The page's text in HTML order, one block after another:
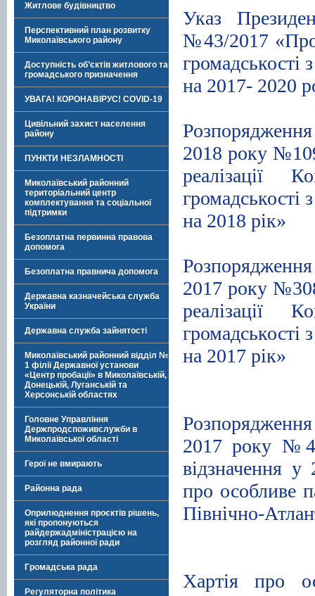
Житлове будівництво
Перспективний план розвитку
Миколаївського району
Доступність об’єктів житлового та
громадського призначення
УВАГА! КОРОНАВІРУС! COVID-19
Цивільний захист населення
району
ПУНКТИ НЕЗЛАМНОСТІ
Миколаївський районний
територіальний центр
комплектування та соціальної
підтримки
Безоплатна первинна правова
допомога
Безоплатна правнича допомога
Державна казначейська служба
України
Державна служба зайнятості
Миколаївський районний відділ №
1 філії Державної установи
«Центр пробації» в Миколаївській,
Донецькій, Луганській та
Херсонській областях
Головне Управління
Держпродспоживслужби в
Миколаївської області
Герої не вмирають
Районна рада
Оприлюднення проєктів рішень,
які пропонуються
райдержадміністрацією на
розгляд районної ради
Громадська рада
Регуляторна політика
Указ
№43/2017 «Про
громадськості
на 2017- 2020
2018 року
реалізації
громадськості
на 2018 рік»
2017 року
реалізації
громадськості
на 2017 рік»
2017 року
відзначення у
про особливе
Північно-
Хартія про